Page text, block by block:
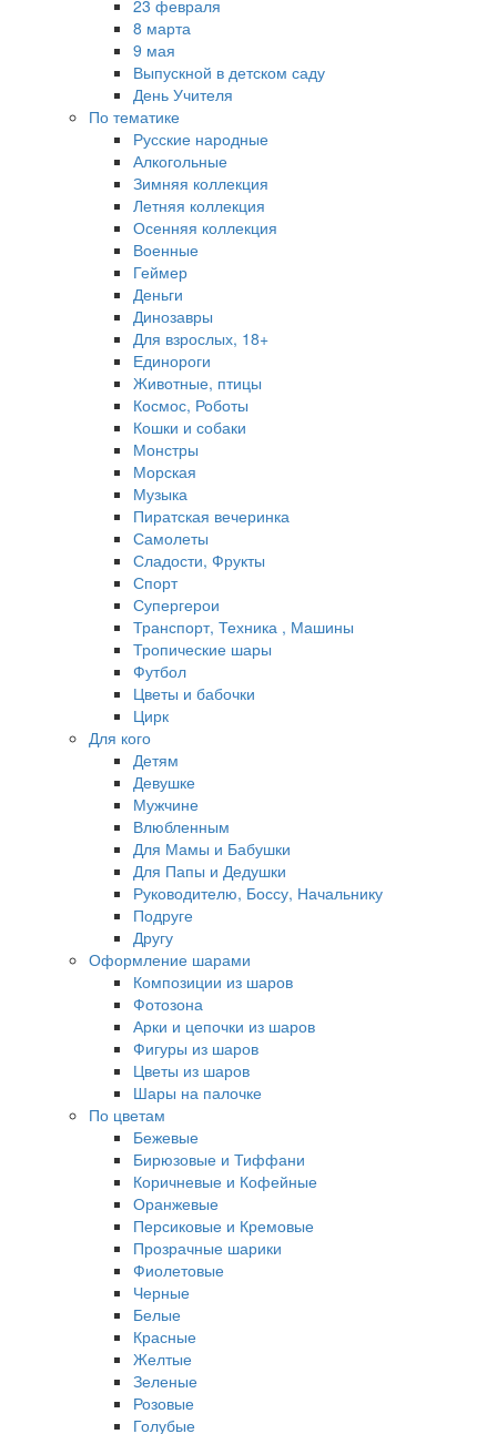
23 февраля
8 марта
9 мая
Выпускной в детском саду
День Учителя
По тематике
Русские народные
Алкогольные
Зимняя коллекция
Летняя коллекция
Осенняя коллекция
Военные
Геймер
Деньги
Динозавры
Для взрослых, 18+
Единороги
Животные, птицы
Космос, Роботы
Кошки и собаки
Монстры
Морская
Музыка
Пиратская вечеринка
Самолеты
Сладости, Фрукты
Спорт
Супергерои
Транспорт, Техника , Машины
Тропические шары
Футбол
Цветы и бабочки
Цирк
Для кого
Детям
Девушке
Мужчине
Влюбленным
Для Мамы и Бабушки
Для Папы и Дедушки
Руководителю, Боссу, Начальнику
Подруге
Другу
Оформление шарами
Композиции из шаров
Фотозона
Арки и цепочки из шаров
Фигуры из шаров
Цветы из шаров
Шары на палочке
По цветам
Бежевые
Бирюзовые и Тиффани
Коричневые и Кофейные
Оранжевые
Персиковые и Кремовые
Прозрачные шарики
Фиолетовые
Черные
Белые
Красные
Желтые
Зеленые
Розовые
Голубые